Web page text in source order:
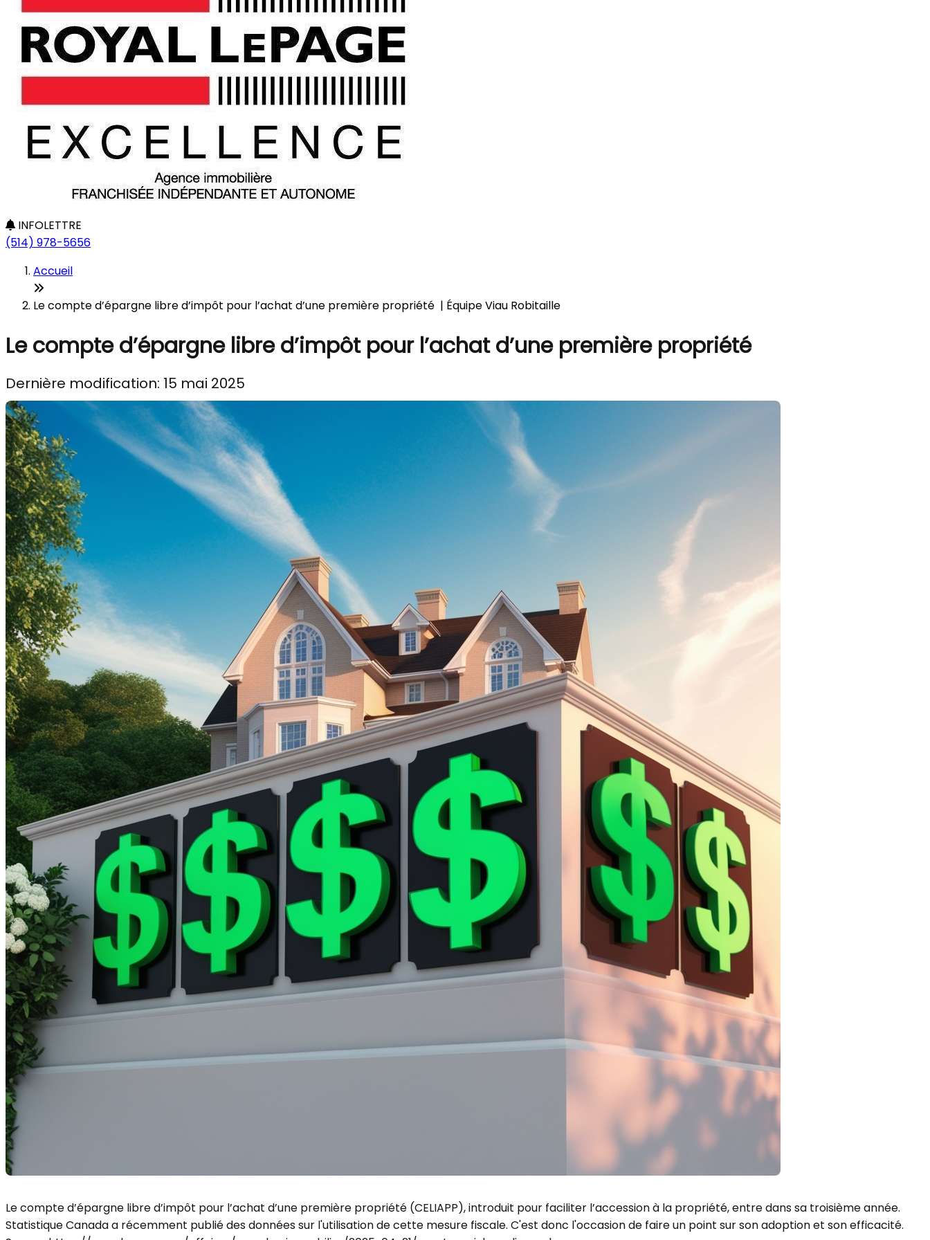
INFOLETTRE
(514) 978-5656
Accueil
Le compte d’épargne libre d’impôt pour l’achat d’une première propriété | Équipe Viau Robitaille
Le compte d’épargne libre d’impôt pour l’achat d’une première propriété
Dernière modification: 15 mai 2025
Le compte d’épargne libre d’impôt pour l’achat d’une première propriété (CELIAPP), introduit pour faciliter l’accession à la propriété, entre dans sa troisième année.
Statistique Canada a récemment publié des données sur l'utilisation de cette mesure fiscale. C'est donc l'occasion de faire un point sur son adoption et son efficacité.